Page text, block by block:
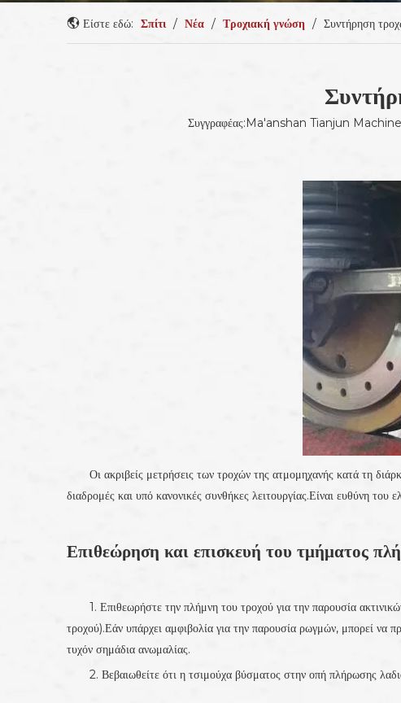
Είστε εδώ: Σπίτι / Νέα / Τροχιακή γνώση / Συντήρηση
Συγγραφέας:Ma'anshan Tianjun
Οι ακριβείς μετρήσεις των τροχών της ατμομηχανής κατά τη
διαδρομές και υπό κανονικές συνθήκες λειτουργίας.Είναι ευθύνη του
Επιθεώρηση και επισκευή του τμήματος
1. Επιθεωρήστε την πλήμνη του τροχού για την παρουσία
τροχού).Εάν υπάρχει αμφιβολία για την παρουσία ρωγμών, μπορεί να
τυχόν σημάδια ανωμαλίας.
2. Βεβαιωθείτε ότι η τσιμούχα βύσματος στην οπή πλήρωσης